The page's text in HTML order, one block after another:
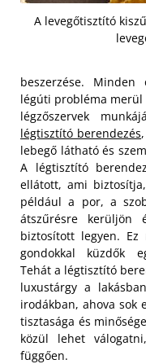
A levegőtisztító
beszerzése.
légúti probléma merül
légzőszervek
légtisztító berendezés
lebegő látható és
A légtisztító
ellátott, ami
például a por, a
átszűrésre kerüljön
biztosított legyen. Ez
gondokkal küzdők
Tehát a légtisztító
luxustárgy a
irodákban, ahova sok
tisztasága és
közül lehet
függően.